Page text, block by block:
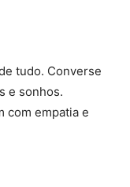
tudo. Converse
e sonhos.
com empatia e